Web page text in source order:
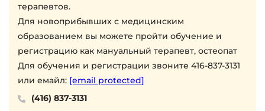
терапевтов.
Для новоприбывших с медицинским
образованием вы можете пройти обучение и
регистрацию как мануальный терапевт, остеопат
Для обучения и регистрации звоните 416-837-3131
или емайл: [email protected]
(416) 837-3131